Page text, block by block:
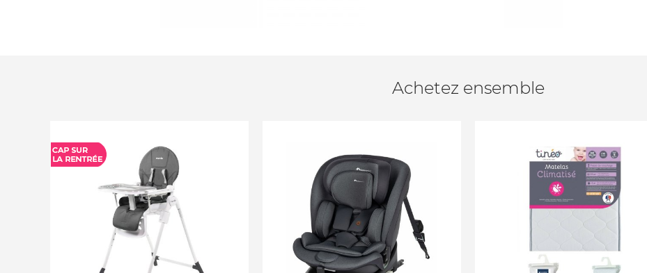
Achetez ensemble